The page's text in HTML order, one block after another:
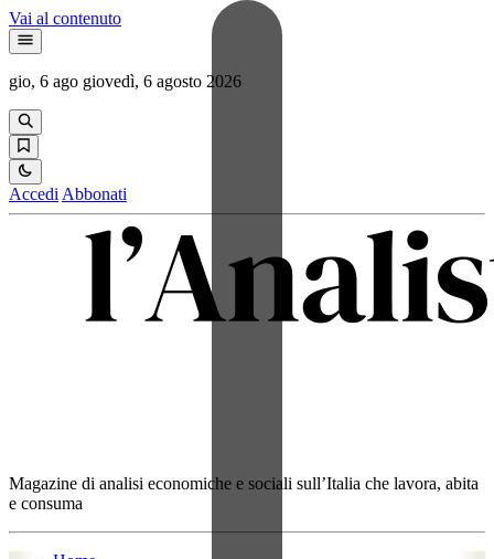
Vai al contenuto
gio, 6 ago giovedì, 6 agosto 2026
Accedi Abbonati
Magazine di analisi economiche e sociali sull’Italia che lavora, abita
e consuma